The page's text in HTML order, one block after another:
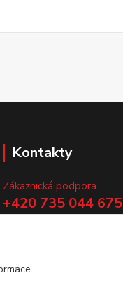
Kontakty
Zákaznická podpora
+420 735 044 675